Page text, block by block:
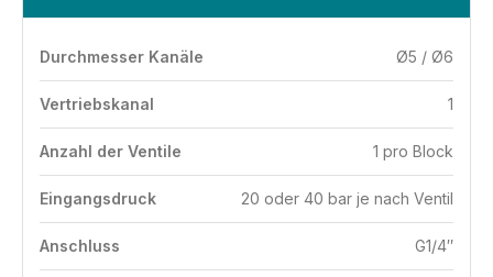
Durchmesser Kanäle Ø5 / Ø6
Vertriebskanal 1
Anzahl der Ventile 1 pro Block
Eingangsdruck 20 oder 40 bar je nach Ventil
Anschluss G1/4″